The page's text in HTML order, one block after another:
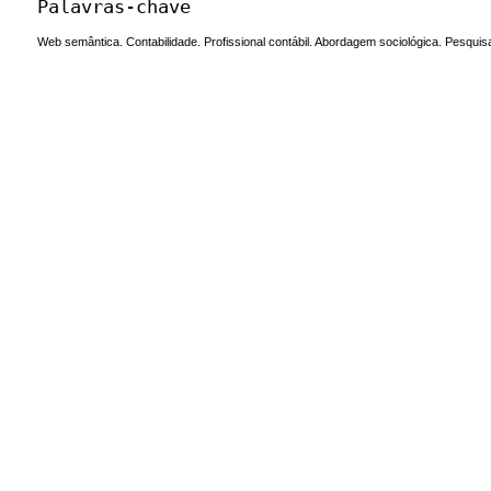
Palavras-chave
Web semântica. Contabilidade. Profissional contábil. Abordagem sociológica.